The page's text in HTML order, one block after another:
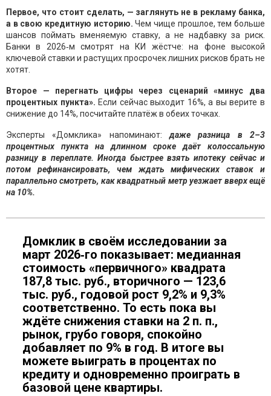
Первое, что стоит сделать, — заглянуть не в рекламу банка,
а в свою кредитную историю. Чем чище прошлое, тем больше
шансов поймать вменяемую ставку, а не надбавку за риск.
Банки в 2026‑м смотрят на КИ жёстче: на фоне высокой
ключевой ставки и растущих просрочек лишних рисков брать не
хотят.
Второе — перегнать цифры через сценарий «минус два
процентных пункта». Если сейчас выходит 16%, а вы верите в
снижение до 14%, посчитайте платёж в обеих точках.
Эксперты «Домклика» напоминают:даже разница в 2–3
процентных пункта на длинном сроке даёт колоссальную
разницу в переплате. Иногда быстрее взять ипотеку сейчас и
потом рефинансировать, чем ждать мифических ставок и
параллельно смотреть, как квадратный метр уезжает вверх ещё
на 10%.
Домклик в своём исследовании за
март 2026‑го показывает: медианная
стоимость «первичного» квадрата
187,8 тыс. руб., вторичного — 123,6
тыс. руб., годовой рост 9,2% и 9,3%
соответственно. То есть пока вы
ждёте снижения ставки на 2 п. п.,
рынок, грубо говоря, спокойно
добавляет по 9% в год. В итоге вы
можете выиграть в процентах по
кредиту и одновременно проиграть в
базовой цене квартиры.